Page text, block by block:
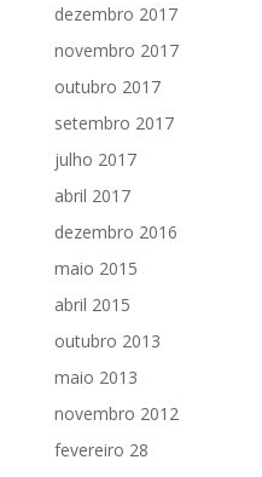
dezembro 2017
novembro 2017
outubro 2017
setembro 2017
julho 2017
abril 2017
dezembro 2016
maio 2015
abril 2015
outubro 2013
maio 2013
novembro 2012
fevereiro 28